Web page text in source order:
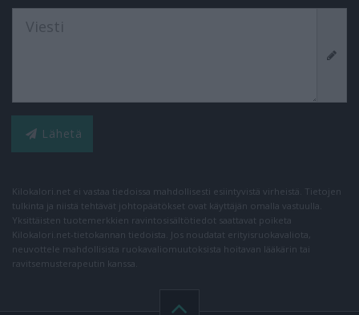
Lähetä
Kilokalori.net ei vastaa tiedoissa mahdollisesti esiintyvistä virheistä. Tietojen
tulkinta ja niistä tehtävät johtopäätökset ovat käyttäjän omalla vastuulla.
Yksittäisten tuotemerkkien ravintosisältötiedot saattavat poiketa
Kilokalori.net-tietokannan tiedoista. Jos noudatat erityisruokavaliota,
neuvottele mahdollisista ruokavaliomuutoksista hoitavan lääkärin tai
ravitsemusterapeutin kanssa.